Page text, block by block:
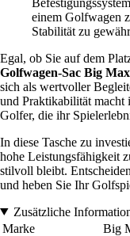
einem Golfwagen
Stabilität zu
Egal, ob Sie auf dem
Golfwagen-Sac Big
sich als wertvoller
und Praktikabilität macht
Golfer, die ihr
In diese Tasche zu
hohe Leistungsfähigkeit
stilvoll bleibt.
und heben Sie Ihr
Zusätzliche
Marke
Big